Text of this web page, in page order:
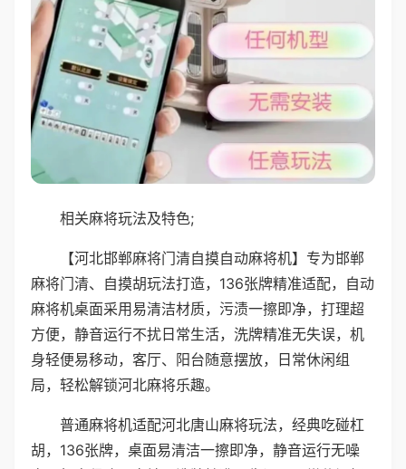
相关麻将玩法及特色;
【河北邯郸麻将门清自摸自动麻将机】专为邯郸
麻将门清、自摸胡玩法打造，136张牌精准适配，自动
麻将机桌面采用易清洁材质，污渍一擦即净，打理超
方便，静音运行不扰日常生活，洗牌精准无失误，机
身轻便易移动，客厅、阳台随意摆放，日常休闲组
局，轻松解锁河北麻将乐趣。
普通麻将机适配河北唐山麻将玩法，经典吃碰杠
胡，136张牌，桌面易清洁一擦即净，静音运行无噪